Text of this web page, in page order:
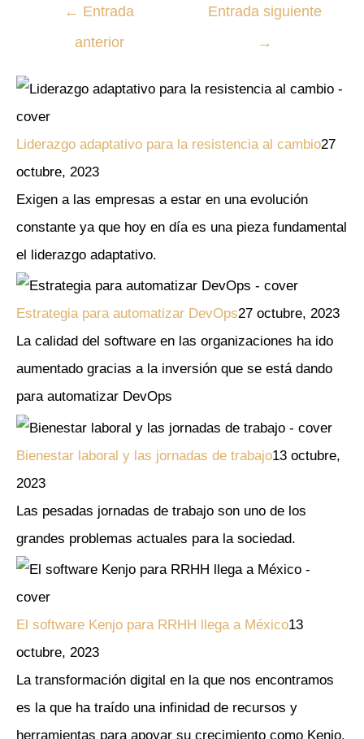
← Entrada
anterior
Entrada siguiente
→
Liderazgo adaptativo para la resistencia al cambio27
octubre, 2023
Exigen a las empresas a estar en una evolución
constante ya que hoy en día es una pieza fundamental
el liderazgo adaptativo.
Estrategia para automatizar DevOps27 octubre, 2023
La calidad del software en las organizaciones ha ido
aumentado gracias a la inversión que se está dando
para automatizar DevOps
Bienestar laboral y las jornadas de trabajo13 octubre,
2023
Las pesadas jornadas de trabajo son uno de los
grandes problemas actuales para la sociedad.
El software Kenjo para RRHH llega a México13
octubre, 2023
La transformación digital en la que nos encontramos
es la que ha traído una infinidad de recursos y
herramientas para apoyar su crecimiento como Kenjo.